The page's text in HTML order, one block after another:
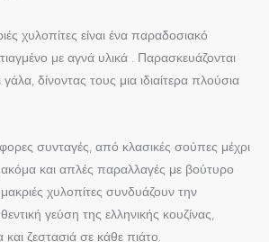
χυλοπίτες είναι ένα παραδοσιακό
με αγνά υλικά . Παρασκευάζονται
δίνοντας τους μια ιδιαίτερα πλούσια
συνταγές, από κλασικές σούπες μέχρι
και απλές παραλλαγές με βούτυρο
μακριές χυλοπίτες συνδυάζουν την
γεύση της ελληνικής κουζίνας,
ζεστασιά σε κάθε πιάτο.